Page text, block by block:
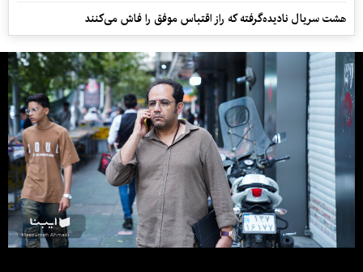
هشت سریال نادیده‌گرفته که راز اقتباس موفق را فاش می‌کنند